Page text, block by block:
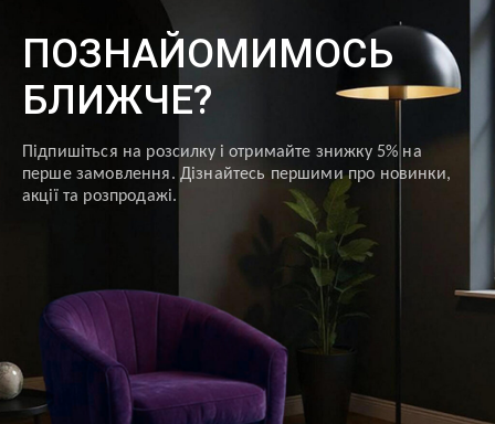
ПОЗНАЙОМИМОСЬ
БЛИЖЧЕ?
Підпишіться на розсилку і отримайте знижку 5% на
перше замовлення. Дізнайтесь першими про новинки,
акції та розпродажі.